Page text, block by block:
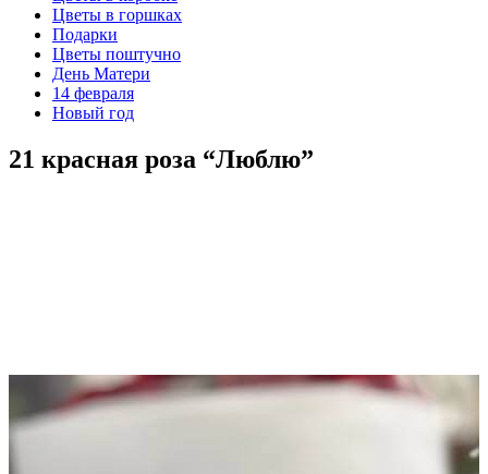
Цветы в горшках
Подарки
Цветы поштучно
День Матери
14 февраля
Новый год
21 красная роза “Люблю”